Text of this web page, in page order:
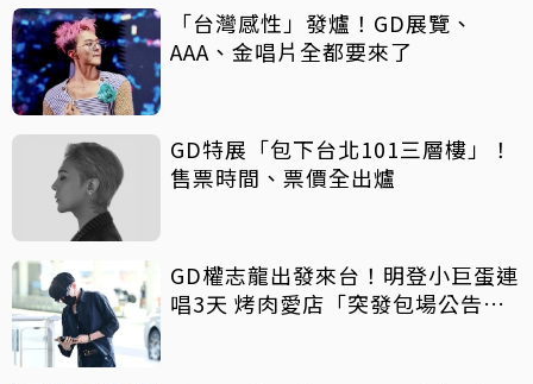
「台灣感性」發爐！GD展覽、
AAA、金唱片全都要來了
GD特展「包下台北101三層樓」！
售票時間、票價全出爐
GD權志龍出發來台！明登小巨蛋連
唱3天 烤肉愛店「突發包場公告」